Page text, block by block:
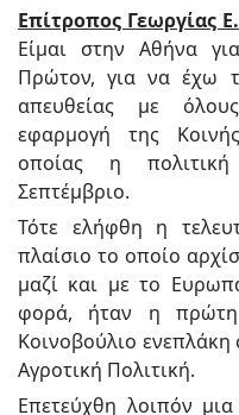
Επίτροπος Γεωργίας
Είμαι στην Αθήνα
Πρώτον, για να έχω
απευθείας με
εφαρμογή της
οποίας η
Σεπτέμβριο.
Τότε ελήφθη η
πλαίσιο το οποίο
μαζί και με το
φορά, ήταν η
Κοινοβούλιο ενεπλάκη
Αγροτική Πολιτική.
Επετεύχθη λοιπόν